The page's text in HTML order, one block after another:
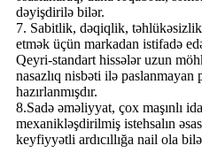
dəyişdirilə bilər.
7. Sabitlik, dəqiqlik,
etmək üçün markadan istifadə
Qeyri-standart hissələr uzun
nasazlıq nisbəti ilə paslanmayan
hazırlanmışdır.
8.Sadə əməliyyat, çox maşınlı
mexanikləşdirilmiş istehsalın
keyfiyyətli ardıcıllığa nail ola